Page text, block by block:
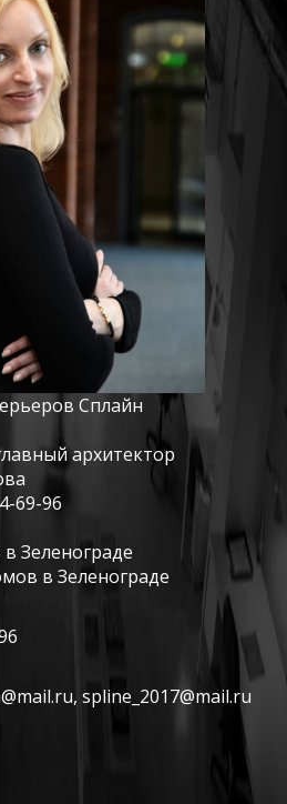
Сплайн
архитектор
69-96
Зеленограде
в Зеленограде
, spline_2017@mail.ru